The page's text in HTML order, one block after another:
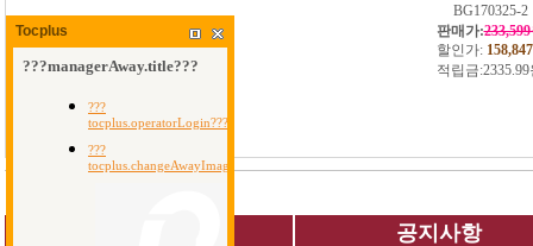
BG170325-2
판매가:
할인가: 158,847
적립금:
공지사항
Tocplus